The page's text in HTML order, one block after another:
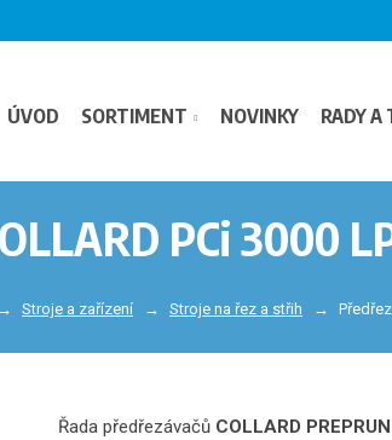
ÚVOD SORTIMENT NOVINKY RADY A
PCi 3000
Stroje a zařízení Stroje na řez a střih
Řada předřezávačů COLLARD